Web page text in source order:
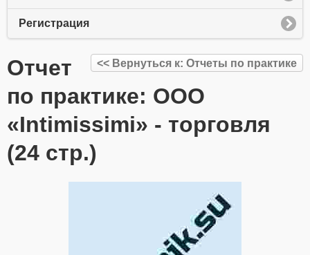
Регистрация
<< Вернуться к: Отчеты по практике
Отчет
по практике: ООО
«Intimissimi» - торговля
(24 стр.)